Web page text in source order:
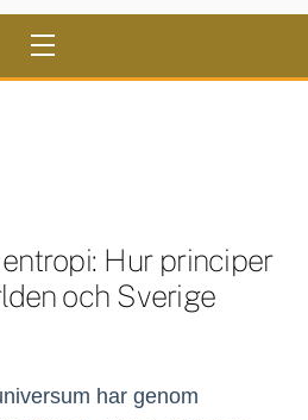
Menu
Hur principer
och Sverige
har genom